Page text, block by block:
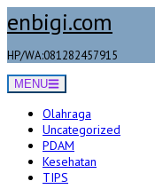
to
enbigi.com
HP/WA:081282457915
MENU
Olahraga
Uncategorized
PDAM
Kesehatan
TIPS